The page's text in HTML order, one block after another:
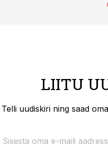
LIITU
Telli uudiskiri ning saad